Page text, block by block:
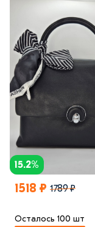
15.2%
1518 ₽ 1789 ₽
Осталось 100 шт